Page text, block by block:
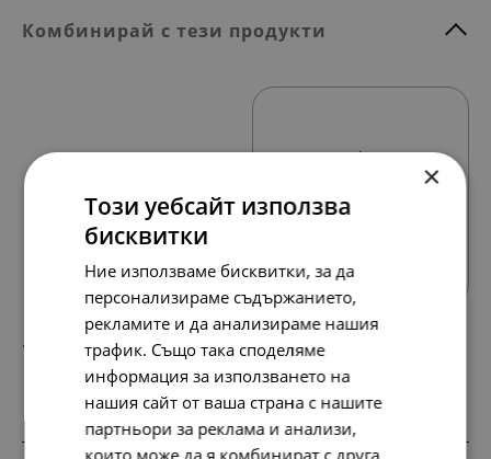
Комбинирай с тези продукти
154. лв. 79.00 €
×
Този уебсайт използва
бисквитки
Ние използваме бисквитки, за да
персонализираме съдържанието,
рекламите и да анализираме нашия
трафик. Също така споделяме
информация за използването на
нашия сайт от ваша страна с нашите
партньори за реклама и анализи,
които може да я комбинират с друга